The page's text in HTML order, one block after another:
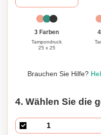
3 Farben
Tampondruck
25 x 25
Brauchen Sie Hilfe?
4. Wählen Sie die